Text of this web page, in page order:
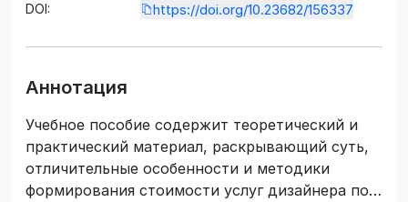
DOI:
https://doi.org/10.23682/156337
Аннотация
Учебное пособие содержит теоретический и
практический материал, раскрывающий суть,
отличительные особенности и методики
формирования стоимости услуг дизайнера по